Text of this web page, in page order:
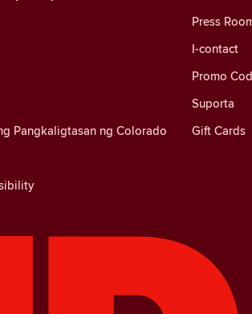
Pangkaligtasan ng Colorado
Press
I-contact
Promo
Suporta
Gift Cards